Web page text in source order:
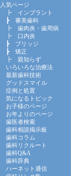
人気ページ
┣
インプラント
┣ 審美歯科
┣ 歯肉炎・歯周病
┣
口内炎
┣
ブリッジ
┣ 矯正
┣ 親知らず
いろいろな治療法
最新歯科技術
グッドスマイル
症例と処置
気になるトピック
お子様のページ
お年よりのページ
歯医者検索
歯科相談掲示板
歯科コラム
歯科リクルート
歯科Q&A
歯科辞典
ハーネット通信